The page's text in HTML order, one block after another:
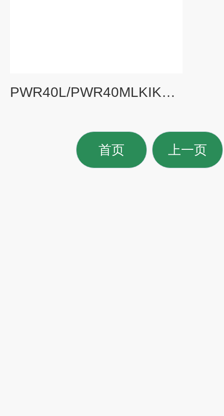
PWR40L/PWR40MLKIKUSUI PWR-01系列袖珍型宽量程直流电源
首页 上一页